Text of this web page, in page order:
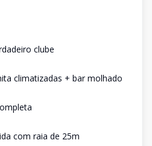
clube
climatizadas + bar molhado
com raia de 25m